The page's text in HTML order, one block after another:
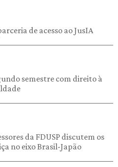
de acesso ao JusIA
semestre com direito à
da FDUSP discutem os
no eixo Brasil-Japão